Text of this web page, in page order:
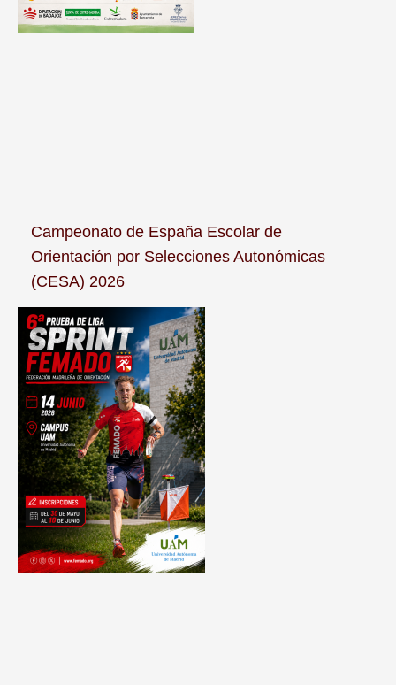
Campeonato de España Escolar de
Orientación por Selecciones Autonómicas
(CESA) 2026